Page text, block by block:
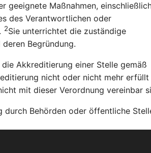
geeignete Maßnahmen,
des Verantwortlichen oder
2Sie unterrichtet die zuständige
Begründung.
Akkreditierung einer Stelle gemäß
nicht oder nicht mehr erfüllt
mit dieser Verordnung vereinbar
Behörden oder öffentliche